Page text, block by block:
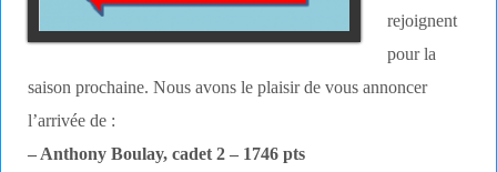
rejoignent
pour la
saison prochaine. Nous avons le plaisir de vous annoncer
l’arrivée de :
– Anthony Boulay, cadet 2 – 1746 pts